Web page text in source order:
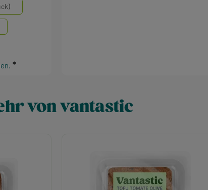
von vantastic